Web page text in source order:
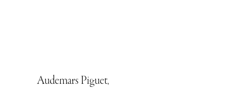
Audemars Piguet,